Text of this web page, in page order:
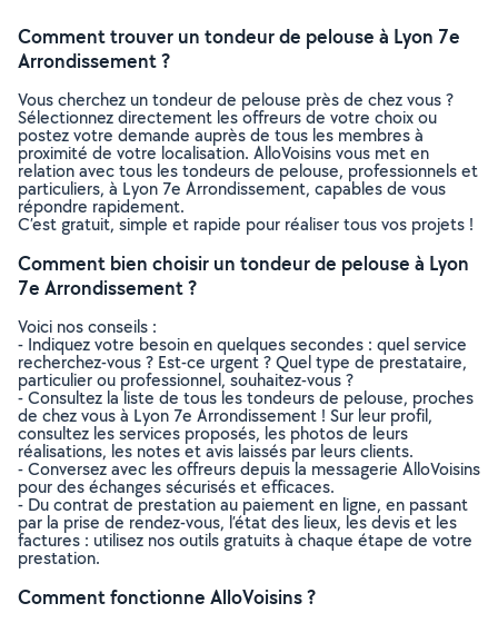
Comment trouver un tondeur de pelouse à Lyon 7e
Arrondissement ?
Vous cherchez un tondeur de pelouse près de chez vous ?
Sélectionnez directement les offreurs de votre choix ou
postez votre demande auprès de tous les membres à
proximité de votre localisation. AlloVoisins vous met en
relation avec tous les tondeurs de pelouse, professionnels et
particuliers, à Lyon 7e Arrondissement, capables de vous
répondre rapidement.
C’est gratuit, simple et rapide pour réaliser tous vos projets !
Comment bien choisir un tondeur de pelouse à Lyon
7e Arrondissement ?
Voici nos conseils :
- Indiquez votre besoin en quelques secondes : quel service
recherchez-vous ? Est-ce urgent ? Quel type de prestataire,
particulier ou professionnel, souhaitez-vous ?
- Consultez la liste de tous les tondeurs de pelouse, proches
de chez vous à Lyon 7e Arrondissement ! Sur leur profil,
consultez les services proposés, les photos de leurs
réalisations, les notes et avis laissés par leurs clients.
- Conversez avec les offreurs depuis la messagerie AlloVoisins
pour des échanges sécurisés et efficaces.
- Du contrat de prestation au paiement en ligne, en passant
par la prise de rendez-vous, l’état des lieux, les devis et les
factures : utilisez nos outils gratuits à chaque étape de votre
prestation.
Comment fonctionne AlloVoisins ?